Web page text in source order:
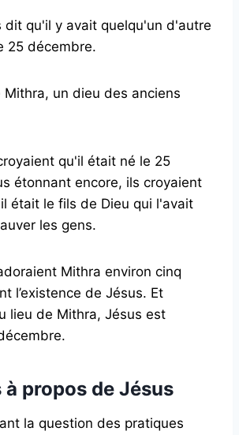
dit qu'il y avait quelqu'un d'autre
25 décembre.
Mithra, un dieu des anciens
qu'il était né le 25
étonnant encore, ils croyaient
était le fils de Dieu qui l'avait
les gens.
Mithra environ cinq
l’existence de Jésus. Et
lieu de Mithra, Jésus est
à propos de Jésus
la question des pratiques